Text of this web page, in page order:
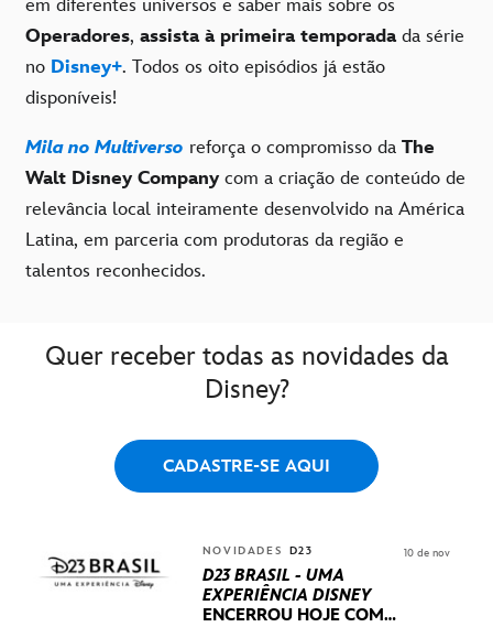
em diferentes universos e saber mais sobre os
Operadores, assista à primeira temporada da série
no Disney+. Todos os oito episódios já estão
disponíveis!
Mila no Multiverso reforça o compromisso da The
Walt Disney Company com a criação de conteúdo de
relevância local inteiramente desenvolvido na América
Latina, em parceria com produtoras da região e
talentos reconhecidos.
Quer receber todas as novidades da
Disney?
CADASTRE-SE AQUI
NOVIDADES D23
D23 BRASIL - UMA
EXPERIÊNCIA DISNEY
ENCERROU HOJE COM
10 de nov